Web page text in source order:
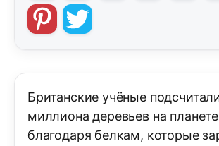
Британские учёные
миллиона деревьев на
благодаря белкам, которые